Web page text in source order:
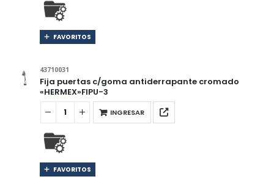
FAVORITOS
43710031
Fija puertas c/goma antiderrapante cromado
«HERMEX»FIPU-3
INGRESAR
FAVORITOS